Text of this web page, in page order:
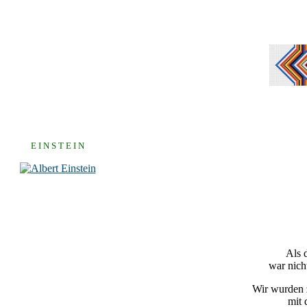
E I N S T E I N
Als
war
Wir wurden
mit